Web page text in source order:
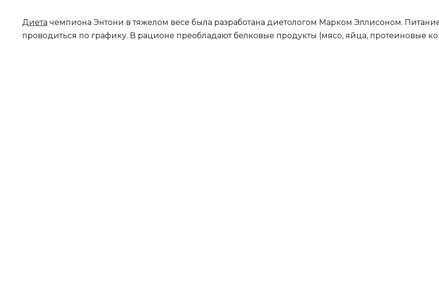
Диета чемпиона Энтони в тяжелом весе была разработана диетологом Марком Эллисоном.
проводиться по графику. В рационе преобладают белковые продукты (мясо, яйца, протеиновые